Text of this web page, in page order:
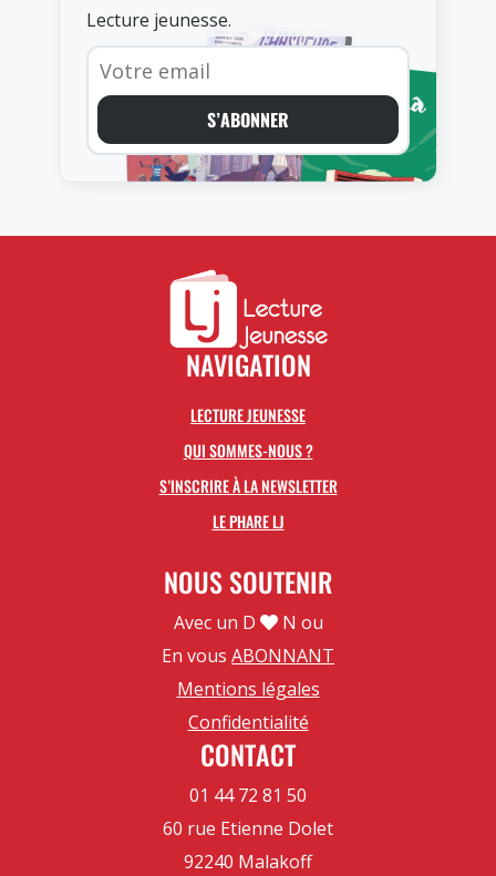
Lecture jeunesse.
S’ABONNER
NAVIGATION
LECTURE JEUNESSE
QUI SOMMES-NOUS ?
S’INSCRIRE À LA NEWSLETTER
LE PHARE LJ
NOUS SOUTENIR
Avec un D
N ou
En vous ABONNANT
Mentions légales
Confidentialité
CONTACT
01 44 72 81 50
60 rue Etienne Dolet
92240 Malakoff